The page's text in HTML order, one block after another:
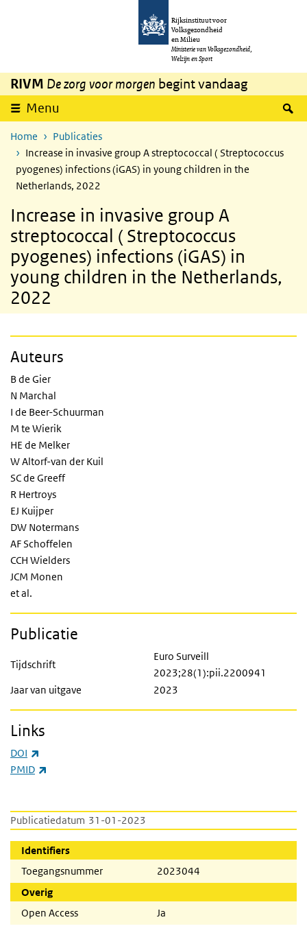
Overslaan en naar de inhoud gaan
Rijksinstituut voor
Volksgezondheid
en Milieu
Ministerie van Volksgezondheid,
Welzijn en Sport
RIVM De zorg voor morgen begint vandaag
Menu
Home
Publicaties
Increase in invasive group A streptococcal ( Streptococcus
pyogenes) infections (iGAS) in young children in the
Netherlands, 2022
Increase in invasive group A
streptococcal ( Streptococcus
pyogenes) infections (iGAS) in
young children in the Netherlands,
2022
Publicatiedatum 31-01-2023
Identifiers
Toegangsnummer
2023044
Overig
Open Access
Ja
Auteurs
B de Gier
N Marchal
I de Beer-Schuurman
M te Wierik
HE de Melker
W Altorf-van der Kuil
SC de Greeff
R Hertroys
EJ Kuijper
DW Notermans
AF Schoffelen
CCH Wielders
JCM Monen
et al.
Publicatie
Tijdschrift
Euro Surveill
2023;28(1):pii.2200941
Jaar van uitgave
2023
Links
DOI
PMID